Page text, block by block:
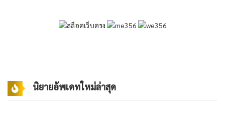
นิยายอัพเดทใหม่ล่าสุด